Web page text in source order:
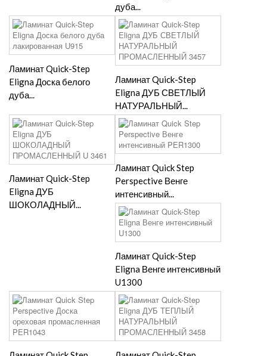
дуба...
Ламинат Quick-Step
Eligna Доска белого
дуба...
Ламинат Quick-Step
Eligna ДУБ СВЕТЛЫЙ
НАТУРАЛЬНЫЙ...
Ламинат Quick-Step
Eligna ДУБ
ШОКОЛАДНЫЙ...
Ламинат Quick Step
Perspective Венге
интенсивный...
Ламинат Quick-Step
Eligna Венге интенсивный
U1300